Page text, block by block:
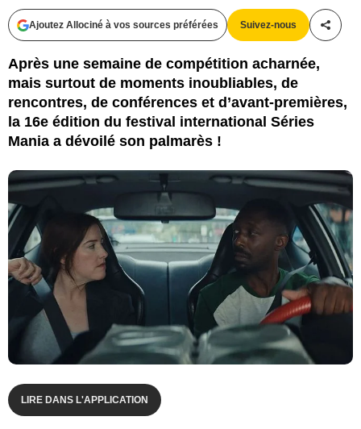
Ajoutez Allociné à vos sources préférées Suivez-nous
Après une semaine de compétition acharnée,
mais surtout de moments inoubliables, de
rencontres, de conférences et d’avant-premières,
la 16e édition du festival international Séries
Mania a dévoilé son palmarès !
LIRE DANS L'APPLICATION